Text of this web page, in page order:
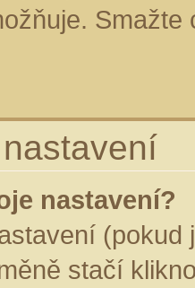
nastavení?
(pokud
stačí